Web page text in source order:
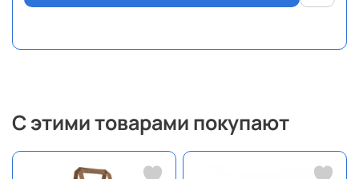
С этими товарами покупают